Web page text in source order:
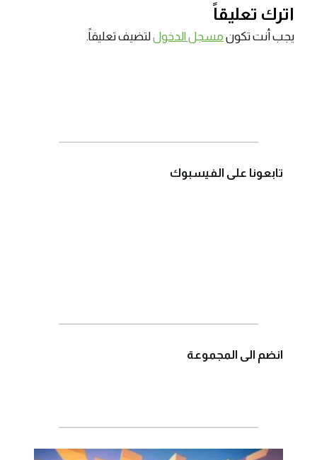
اترك تعليقاً
يجب أنت تكون مسجل الدخوللتضيف تعليقاً.
تابعونا على الفيسبوك
انضم الى المجموعة